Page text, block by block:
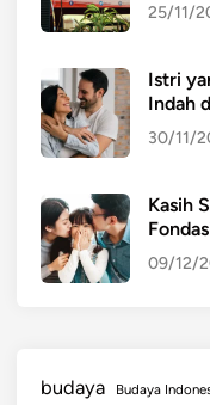
25/11/
Istri
Indah
30/11/
Kasih
09/12/
budaya Budaya